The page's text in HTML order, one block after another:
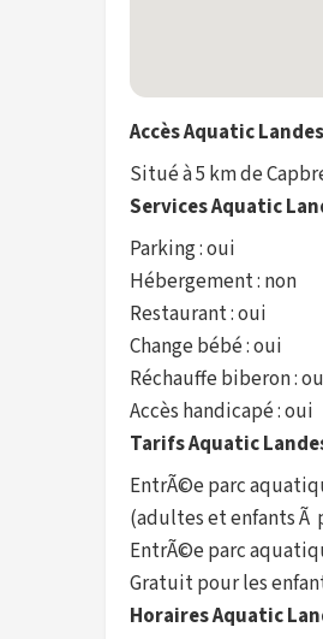
Accès Aquatic Landes
Situé à 5 km de
Services Aquatic
Parking : oui
Hébergement : non
Restaurant : oui
Change bébé : oui
Réchauffe biberon :
Accès handicapé : oui
Tarifs Aquatic
EntrÃ©e parc
(adultes et enfants Ã
EntrÃ©e parc
Gratuit pour les
Horaires Aquatic